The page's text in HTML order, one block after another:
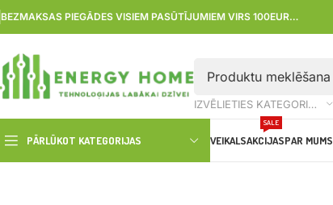
BEZMAKSAS PIEGĀDES VISIEM PASŪTĪJUMIEM VIRS 100EUR…
IZVĒLIETIES KATEGORIJU
PĀRLŪKOT KATEGORIJAS VEIKALSAKCIJAS
SALE
PAR MUMS